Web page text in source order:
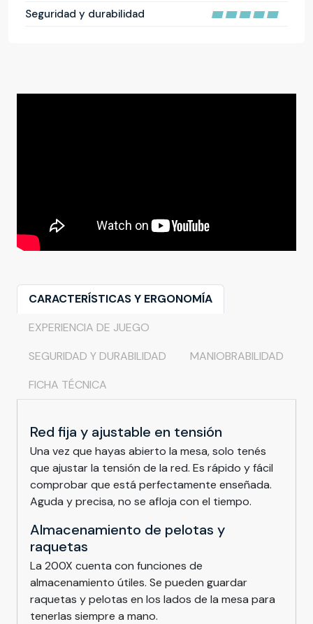
Seguridad y durabilidad
CARACTERÍSTICAS Y ERGONOMÍA
EXPERIENCIA DE JUEGO
SEGURIDAD Y DURABILIDAD
MANIOBRABILIDAD
FICHA TÉCNICA
Red fija y ajustable en tensión
Una vez que hayas abierto la mesa, solo tenés
que ajustar la tensión de la red. Es rápido y fácil
comprobar que está perfectamente enseñada.
Aguda y precisa, no se afloja con el tiempo.
Almacenamiento de pelotas y
raquetas
La 200X cuenta con funciones de
almacenamiento útiles. Se pueden guardar
raquetas y pelotas en los lados de la mesa para
tenerlas siempre a mano.